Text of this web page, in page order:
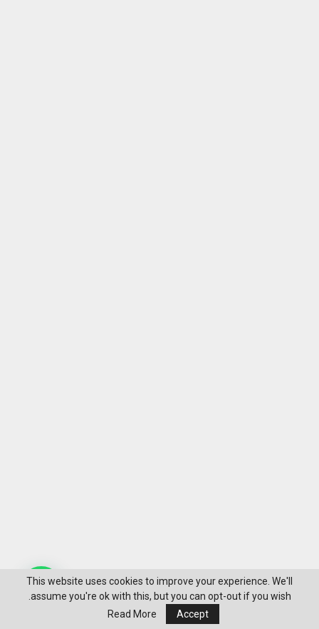
This website uses cookies to improve your experience. We'll
assume you're ok with this, but you can opt-out if you wish.
Accept
Read More